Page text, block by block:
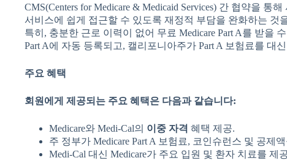
CMS(Centers for Medicare & Medicaid Services) 간 협약을 통
서비스에 쉽게 접근할 수 있도록 재정적 부담을 완화하는 것
특히, 충분한 근로 이력이 없어 무료 Medicare Part A를 받을
Part A에 자동 등록되고, 캘리포니아주가 Part A 보험료를 대
주요 혜택
회원에게 제공되는 주요 혜택은 다음과 같습니다:
Medicare와 Medi-Cal의 이중 자격 혜택 제공.
주 정부가 Medicare Part A 보험료, 코인슈런스 및 공제
Medi-Cal 대신 Medicare가 주요 입원 및 환자 치료를 제